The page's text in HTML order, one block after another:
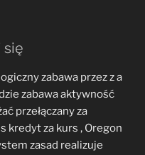
się
zabawa przez z a
zabawa aktywność
przełączany za
kredyt za kurs , Oregon
zasad realizuje